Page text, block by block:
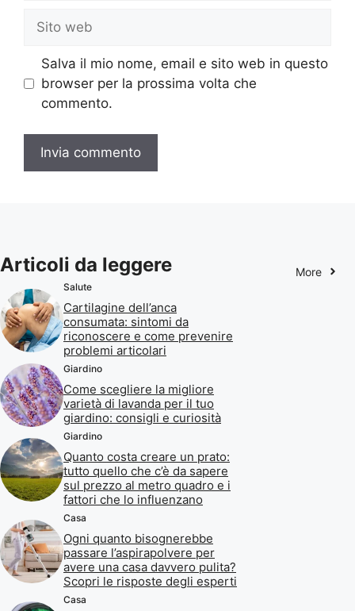
Sito
web
Salva il mio nome, email e sito web in questo
browser per la prossima volta che
commento.
Articoli da leggere More
Salute
Cartilagine dell’anca
consumata: sintomi da
riconoscere e come prevenire
problemi articolari
Giardino
Come scegliere la migliore
varietà di lavanda per il tuo
giardino: consigli e curiosità
Giardino
Quanto costa creare un prato:
tutto quello che c’è da sapere
sul prezzo al metro quadro e i
fattori che lo influenzano
Casa
Ogni quanto bisognerebbe
passare l’aspirapolvere per
avere una casa davvero pulita?
Scopri le risposte degli esperti
Casa